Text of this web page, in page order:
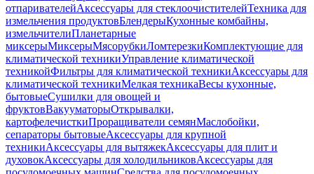
отпаривателейАксессуары для стеклоочистителейТехника для
измельчения продуктовБлендерыКухонные комбайны,
измельчителиПланетарные
миксерыМиксерыМясорубкиЛомтерезкиКомплектующие для
климатической техникиУправление климатической
техникойФильтры для климатической техникиАксессуары для
климатической техникиМелкая техникаВесы кухонные,
бытовыеСушилки для овощей и
фруктовВакууматорыОткрывалки,
картофелечисткиПроращиватели семянМаслобойки,
сепараторы бытовыеАксессуары для крупной
техникиАксессуары для вытяжекАксессуары для плит и
духовокАксессуары для холодильниковАксессуары для